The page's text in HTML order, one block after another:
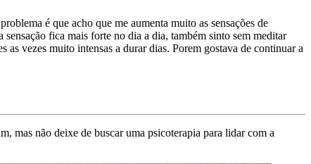
é que acho que me aumenta muito as sensações de
fica mais forte no dia a dia, também sinto sem meditar
as vezes muito intensas a durar dias. Porem gostava de continuar a
mas não deixe de buscar uma psicoterapia para lidar com a